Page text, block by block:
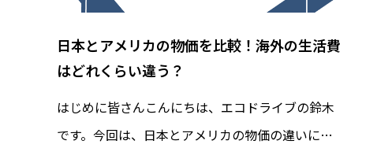
日清カップヌードルはなぜ世界で売れる
のか｜アラスカで見た日清食品の世界展
アラスカの
の雪山で食
日本とアメリカの物価を比較！海外の生活費
はどれくらい違う？
はじめに皆さんこんにちは、エコドライブの鈴木
です。今回は、日本とアメリカの物価の違いにつ